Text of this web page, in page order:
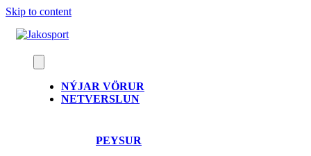
Skip to content
NÝJAR VÖRUR
NETVERSLUN
PEYSUR